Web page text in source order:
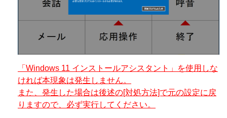
「Windows 11 インストールアシスタント」を使用しな
ければ本現象は発生しません。
また、発生した場合は後述の[対処方法]で元の設定に戻
りますので、必ず実行してください。